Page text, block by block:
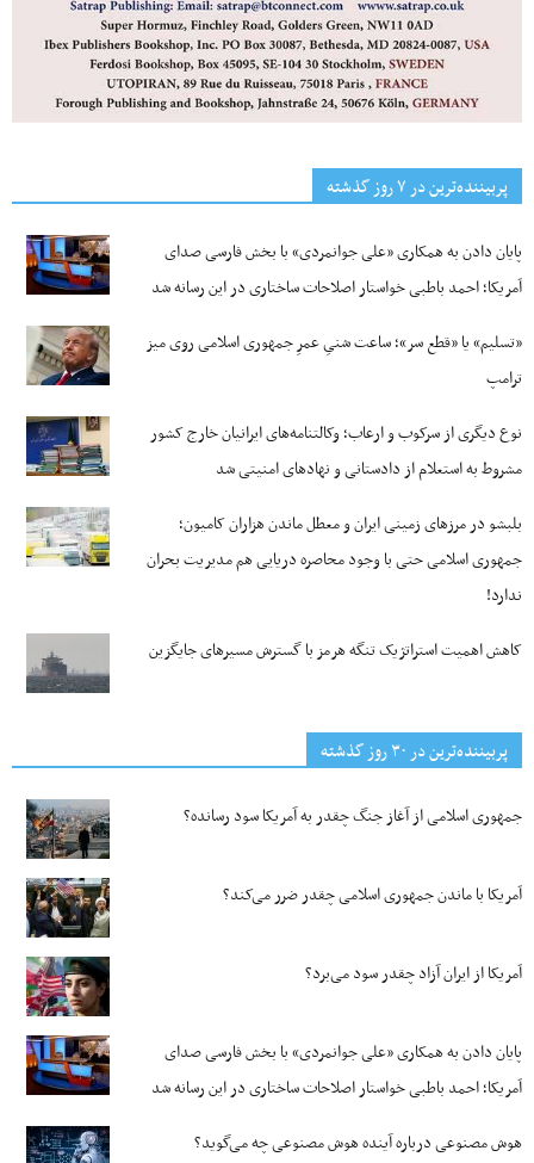
پربیننده‌ترین‌ در ۷ روز گذشته
پایان دادن به همکاری «علی جوانمردی» با بخش فارسی صدای
آمریکا؛ احمد باطبی خواستار اصلاحات ساختاری در این رسانه شد
«تسلیم» یا «قطع سر»؛ ساعت شنیِ عمرِ جمهوری اسلامی روی میز
ترامپ
نوع دیگری از سرکوب و ارعاب؛ وکالتنامه‌های ایرانیان خارج کشور
مشروط به استعلام از دادستانی و نهادهای امنیتی شد
بلبشو در مرزهای زمینی ایران و معطل ماندن هزاران کامیون؛
جمهوری اسلامی حتی با وجود محاصره دریایی هم مدیریت بحران
ندارد!
کاهش اهمیت استراتژیک تنگه‌ هرمز با گسترش مسیرهای جایگزین
پربیننده‌ترین‌ در ۳۰ روز گذشته
جمهوری اسلامی از آغاز جنگ چقدر به آمریکا سود رسانده؟
آمریکا با ماندن جمهوری اسلامی چقدر ضرر می‌کند؟
آمریکا از ایران آزاد چقدر سود می‌برد؟
پایان دادن به همکاری «علی جوانمردی» با بخش فارسی صدای
آمریکا؛ احمد باطبی خواستار اصلاحات ساختاری در این رسانه شد
هوش مصنوعی درباره آینده هوش مصنوعی چه می‌گوید؟